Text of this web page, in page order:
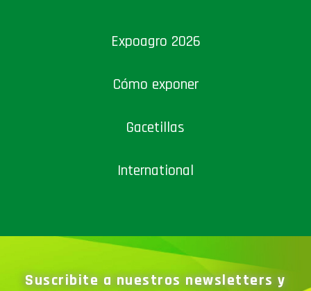
Expoagro 2026
Cómo exponer
Gacetillas
International
Suscribite a nuestros newsletters y